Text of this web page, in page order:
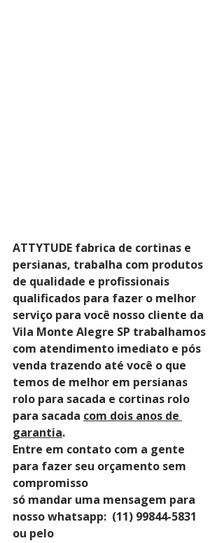
ATTYTUDE fabrica de cortinas e
persianas, trabalha com produtos
de qualidade e profissionais
qualificados para fazer o melhor
serviço para você nosso cliente da
Vila Monte Alegre SP trabalhamos
com atendimento imediato e pós
venda trazendo até você o que
temos de melhor em persianas
rolo para sacada e cortinas rolo
para sacada com dois anos de
garantia.
Entre em contato com a gente
para fazer seu orçamento sem
compromisso
só mandar uma mensagem para
nosso whatsapp:  (11) 99844-5831
ou pelo